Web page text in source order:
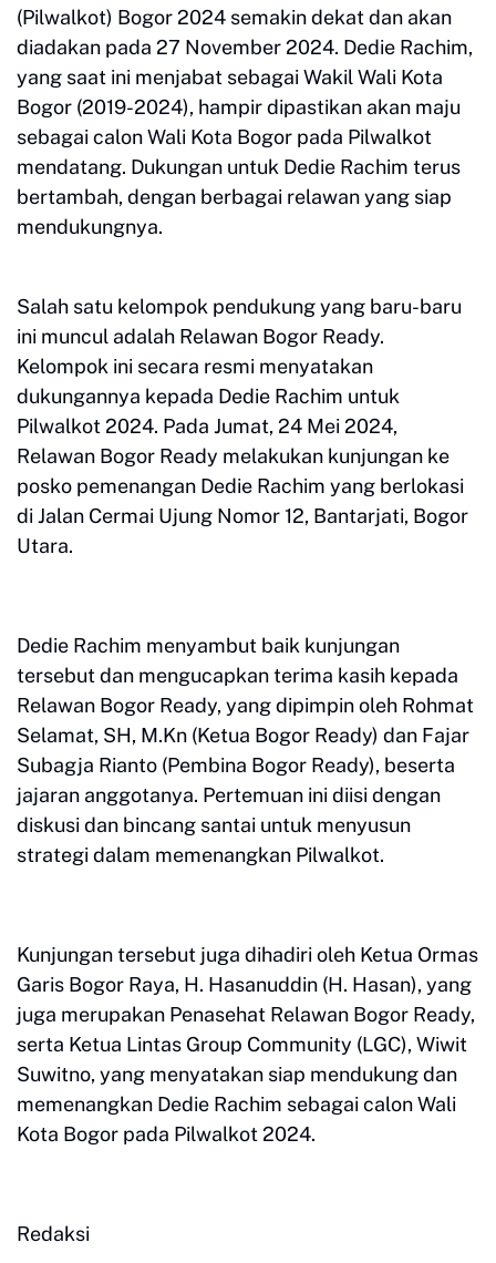
(Pilwalkot) Bogor 2024 semakin dekat dan akan
diadakan pada 27 November 2024. Dedie Rachim,
yang saat ini menjabat sebagai Wakil Wali Kota
Bogor (2019-2024), hampir dipastikan akan maju
sebagai calon Wali Kota Bogor pada Pilwalkot
mendatang. Dukungan untuk Dedie Rachim terus
bertambah, dengan berbagai relawan yang siap
mendukungnya.
Salah satu kelompok pendukung yang baru-baru
ini muncul adalah Relawan Bogor Ready.
Kelompok ini secara resmi menyatakan
dukungannya kepada Dedie Rachim untuk
Pilwalkot 2024. Pada Jumat, 24 Mei 2024,
Relawan Bogor Ready melakukan kunjungan ke
posko pemenangan Dedie Rachim yang berlokasi
di Jalan Cermai Ujung Nomor 12, Bantarjati, Bogor
Utara.
Dedie Rachim menyambut baik kunjungan
tersebut dan mengucapkan terima kasih kepada
Relawan Bogor Ready, yang dipimpin oleh Rohmat
Selamat, SH, M.Kn (Ketua Bogor Ready) dan Fajar
Subagja Rianto (Pembina Bogor Ready), beserta
jajaran anggotanya. Pertemuan ini diisi dengan
diskusi dan bincang santai untuk menyusun
strategi dalam memenangkan Pilwalkot.
Kunjungan tersebut juga dihadiri oleh Ketua Ormas
Garis Bogor Raya, H. Hasanuddin (H. Hasan), yang
juga merupakan Penasehat Relawan Bogor Ready,
serta Ketua Lintas Group Community (LGC), Wiwit
Suwitno, yang menyatakan siap mendukung dan
memenangkan Dedie Rachim sebagai calon Wali
Kota Bogor pada Pilwalkot 2024.
Redaksi